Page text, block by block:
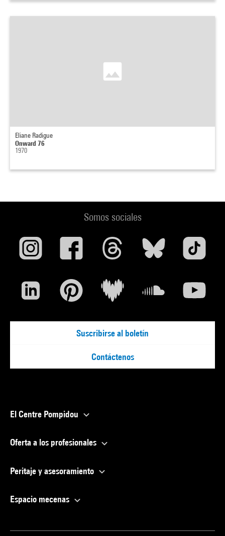
Eliane Radigue
Onward 76
1970
Somos sociales
Suscribirse al boletín
Contáctenos
El Centre Pompidou
Oferta a los profesionales
Peritaje y asesoramiento
Espacio mecenas